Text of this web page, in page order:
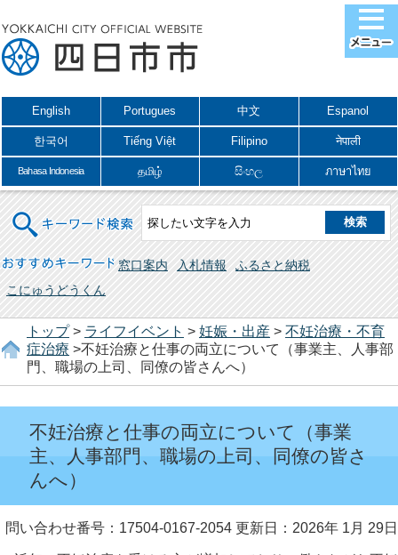
English Portugues 中文 Espanol
한국어 Tiếng Việt Filipino नेपाली
Bahasa Indonesia தமிழ் සිංහල ภาษาไทย
キーワード検索
おすすめキーワード 窓口案内 入札情報
ふるさと納税
こにゅうどうくん
トップ> ライフイベント > 妊娠・出産 > 不妊治療・不育
症治療 >不妊治療と仕事の両立について（事業主、人事部
門、職場の上司、同僚の皆さんへ）
不妊治療と仕事の両立について（事業
主、人事部門、職場の上司、同僚の皆さ
んへ）
問い合わせ番号：17504-0167-2054 更新日：2026年 1月 29日